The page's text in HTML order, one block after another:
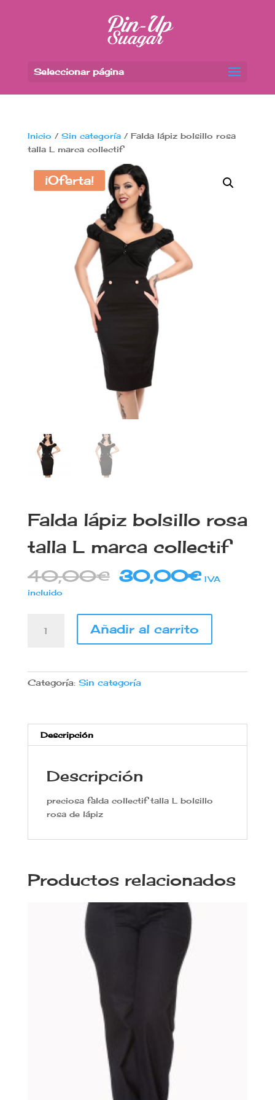
Seleccionar página
Inicio / Sin categoría/ Falda lápiz bolsillo rosa
talla L marca collectif
¡Oferta!
Falda lápiz bolsillo rosa
talla L marca collectif
40,00€ El
precio
era:
40,00€.
30,00€El
es:
IVA
incluido
lápiz
talla
L
Añadir al carrito
Categoría: Sin categoría
Descripción
Descripción
preciosa falda collectif talla L bolsillo
rosa de lápiz
Productos relacionados